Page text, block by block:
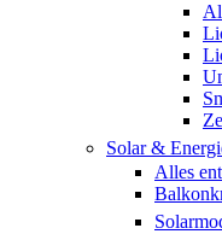
Solar &
Alles